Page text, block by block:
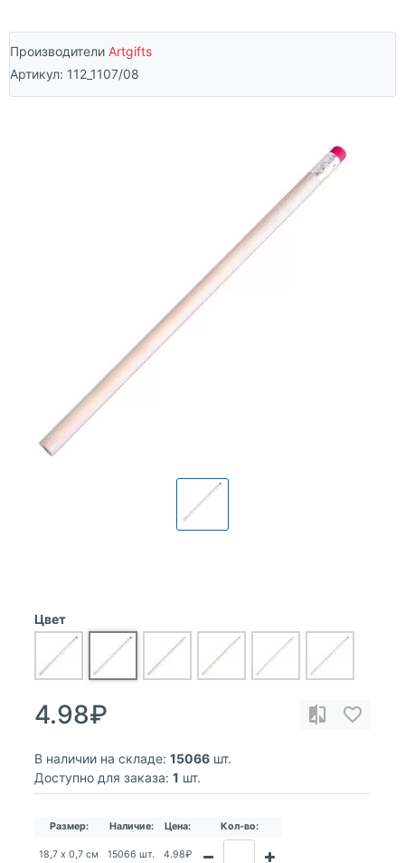
Производители Artgifts
Артикул: 112_1107/08
Цвет
4.98₽
В наличии на складе: 15066 шт.
Доступно для заказа: 1 шт.
Размер: Наличие: Цена: Кол-во:
18,7 х 0,7 см 15066 шт. 4.98₽